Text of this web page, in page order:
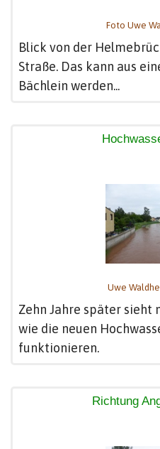
Foto Uwe
Blick von der
Straße. Das kann aus
Bächlein werden...
Uwe
Zehn Jahre später sieht
wie die neuen
funktionieren.
Richtung